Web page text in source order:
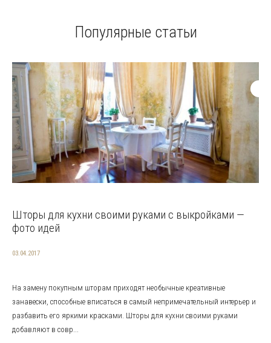
Популярные статьи
Шторы для кухни своими руками с выкройками —
фото идей
03.04.2017
На замену покупным шторам приходят необычные креативные
занавески, способные вписаться в самый непримечательный интерьер и
разбавить его яркими красками. Шторы для кухни своими руками
добавляют в совр...